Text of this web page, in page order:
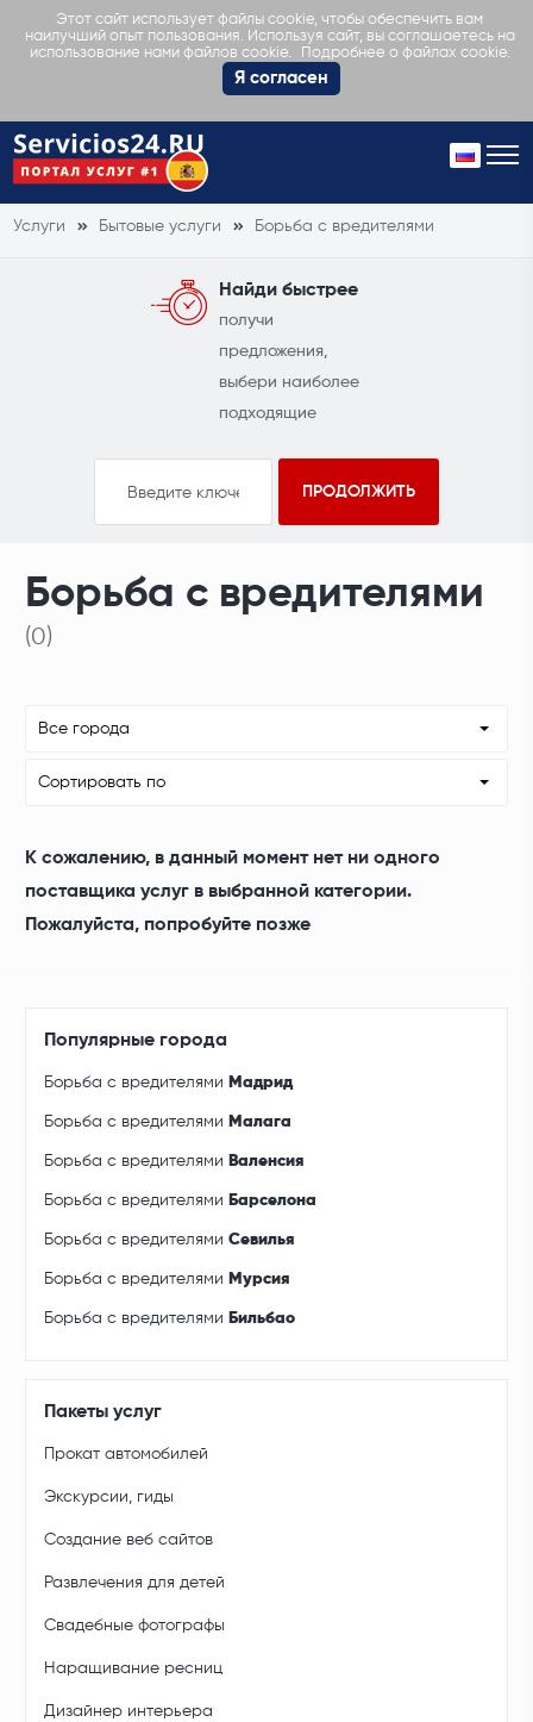
Этот сайт использует файлы cookie, чтобы обеспечить вам
наилучший опыт пользования. Используя сайт, вы соглашаетесь на
использование нами файлов cookie.
Подробнее о файлах cookie.
Я согласен
Услуги Бытовые услуги Борьба с вредителями
Найди быстрее
получи
предложения,
выбери наиболее
подходящие
Борьба с вредителями
(0)
Все города
Сортировать по
К сожалению, в данный момент нет ни одного
поставщика услуг в выбранной категории.
Пожалуйста, попробуйте позже
Популярные города
Борьба с вредителями Мадрид
Борьба с вредителями Малага
Борьба с вредителями Валенсия
Борьба с вредителями Барселона
Борьба с вредителямиСевилья
Борьба с вредителями Мурсия
Борьба с вредителями Бильбао
Пакеты услуг
Прокат автомобилей
Экскурсии, гиды
Создание веб сайтов
Развлечения для детей
Свадебные фотографы
Наращивание ресниц
Дизайнер интерьера